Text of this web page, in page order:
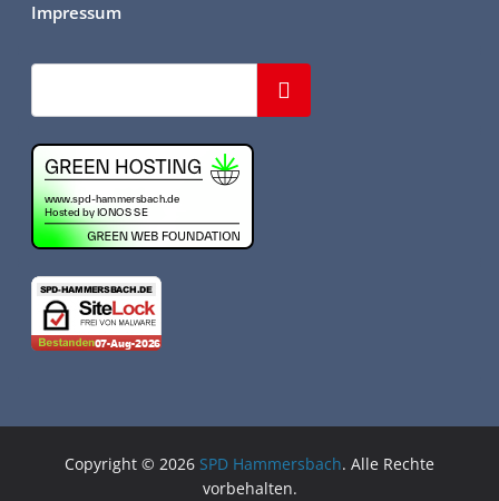
Impressum
Suchen
Copyright © 2026 SPD Hammersbach. Alle Rechte
vorbehalten.